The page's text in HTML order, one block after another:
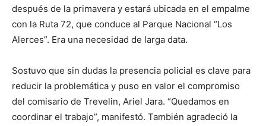
después de la primavera y estará ubicada en el empalme
con la Ruta 72, que conduce al Parque Nacional “Los
Alerces”. Era una necesidad de larga data.
Sostuvo que sin dudas la presencia policial es clave para
reducir la problemática y puso en valor el compromiso
del comisario de Trevelin, Ariel Jara. “Quedamos en
coordinar el trabajo”, manifestó. También agradeció la